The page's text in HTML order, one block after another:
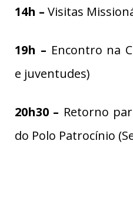
14h – Visitas
19h – Encontro na
e juventudes)
20h30 – Retorno
do Polo Patrocínio